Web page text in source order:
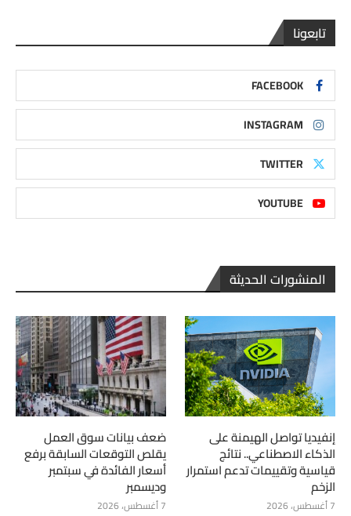
تابعونا
FACEBOOK
INSTAGRAM
TWITTER
YOUTUBE
المنشورات الحديثة
إنفيديا تواصل الهيمنة على
الذكاء الاصطناعي.. نتائج
قياسية وتقييمات تدعم استمرار
الزخم
7 أغسطس، 2026
ضعف بيانات سوق العمل
يقلص التوقعات السابقة برفع
أسعار الفائدة في سبتمبر
وديسمبر
7 أغسطس، 2026